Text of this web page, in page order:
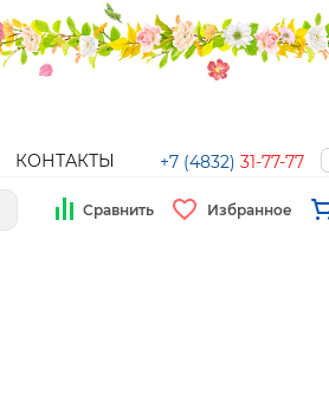
КОНТАКТЫ +7 (4832) 31-77-77
Сравнить Избранное